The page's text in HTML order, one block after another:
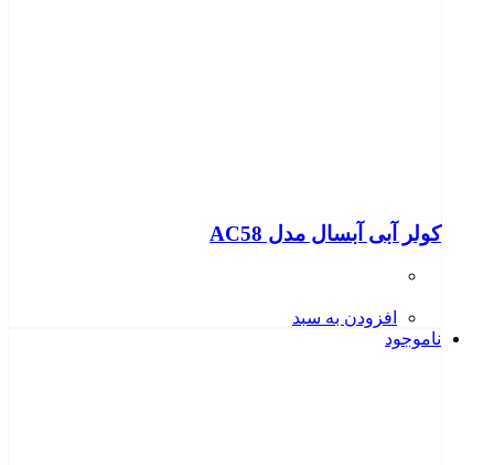
کولر آبی آبسال مدل AC58
افزودن به سبد
ناموجود